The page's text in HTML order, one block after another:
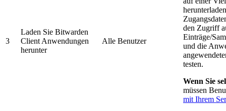
3
Laden Sie Bitwarden
Client Anwendungen
herunter
Alle Benutzer
den Zugriff
Einträge/
und die
testen.
Wenn Sie
müssen
mit Ihrem